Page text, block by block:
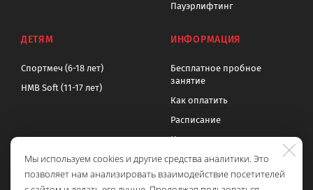
Пауэрлифтинг
ДЕТЯМ
Спортмеч (6-18 лет)
HMB Soft (11-17 лет)
ИНФОРМАЦИЯ
Бесплатное пробное
занятие
Как оплатить
Расписание
Цены
Контакты
Политика обработки
Мы используем cookies и другие средства аналитики. Это
позволяет нам анализировать взаимодействие посетителей